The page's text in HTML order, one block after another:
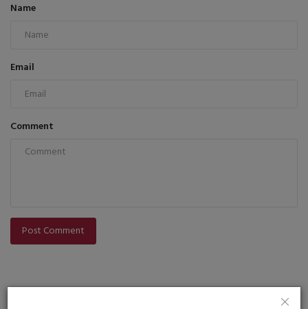
Name
Email
Comment
Post Comment